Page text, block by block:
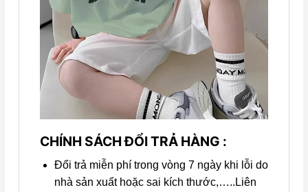
CHÍNH SÁCH ĐỔI TRẢ HÀNG :
Đổi trả miễn phí trong vòng 7 ngày khi lỗi do
nhà sản xuất hoặc sai kích thước,…..Liên